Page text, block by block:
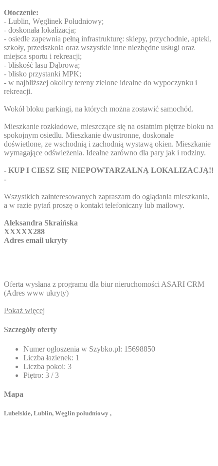
Otoczenie:
- Lublin, Węglinek Południowy;
- doskonała lokalizacja;
- osiedle zapewnia pełną infrastrukturę: sklepy, przychodnie, apteki,
szkoły, przedszkola oraz wszystkie inne niezbędne usługi oraz
miejsca sportu i rekreacji;
- bliskość lasu Dąbrowa;
- blisko przystanki MPK;
- w najbliższej okolicy tereny zielone idealne do wypoczynku i
rekreacji.
Wokół bloku parkingi, na których można zostawić samochód.
Mieszkanie rozkładowe, mieszczące się na ostatnim piętrze bloku na
spokojnym osiedlu. Mieszkanie dwustronne, doskonale
doświetlone, ze wschodnią i zachodnią wystawą okien. Mieszkanie
wymagające odświeżenia. Idealne zarówno dla pary jak i rodziny.
- KUP I CIESZ SIĘ NIEPOWTARZALNĄ LOKALIZACJĄ!!
-
Wszystkich zainteresowanych zapraszam do oglądania mieszkania,
a w razie pytań proszę o kontakt telefoniczny lub mailowy.
Aleksandra Skraińska
XXXXX288
Adres email ukryty
Oferta wysłana z programu dla biur nieruchomości ASARI CRM
(Adres www ukryty)
Pokaż więcej
Szczegóły oferty
Numer ogłoszenia w Szybko.pl: 15698850
Liczba łazienek: 1
Liczba pokoi: 3
Piętro: 3 / 3
Mapa
Lubelskie, Lublin, Węglin południowy ,